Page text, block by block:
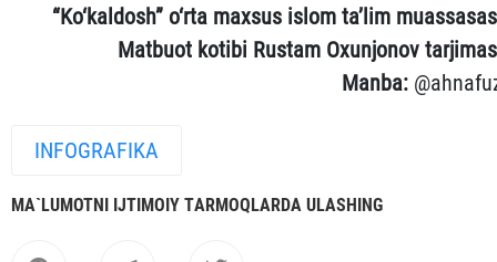
“Ko‘kaldosh” o‘rta maxsus islom ta’lim
Matbuot kotibi Rustam Oxunjonov
Manba:
INFOGRAFIKA
MА`LUMOTNI IJTIMOIY TАRMOQLАRDА ULАSHING